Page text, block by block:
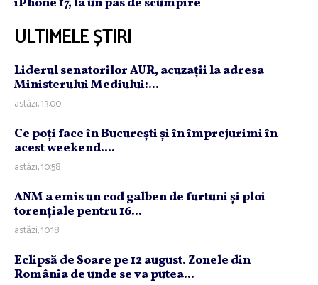
iPhone 17, la un pas de scumpire
ULTIMELE ȘTIRI
Liderul senatorilor AUR, acuzaţii la adresa
Ministerului Mediului:...
astăzi, 13:00
Ce poţi face în Bucureşti şi în împrejurimi în
acest weekend....
astăzi, 10:58
ANM a emis un cod galben de furtuni şi ploi
torenţiale pentru 16...
astăzi, 10:18
Eclipsă de Soare pe 12 august. Zonele din
România de unde se va putea...